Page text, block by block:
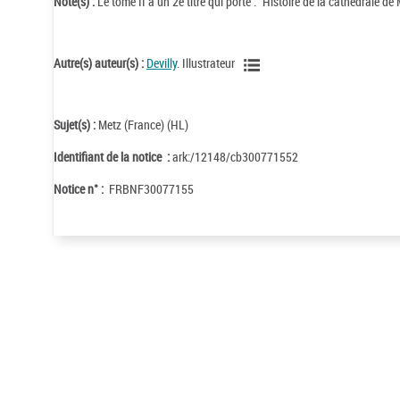
Autre(s) auteur(s) : Devilly. Illustrateur
Sujet(s) : Metz (France) (HL)
Identifiant de la notice :ark:/12148/cb300771552
Notice n° : FRBNF30077155